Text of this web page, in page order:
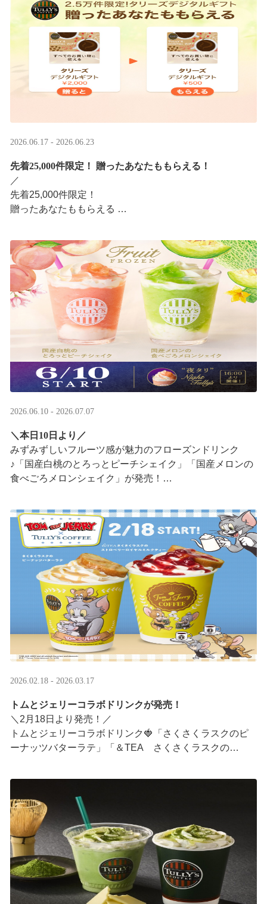
2026.06.17 - 2026.06.23
先着25,000件限定！​ 贈ったあなたももらえる！
／ ​
先着25,000件限定！​
贈ったあなたももらえる ​
LINEギフト限定！タリーズデジタルギフト2,000円分を贈
ると、自分も500円分のデジタルギフトがもらえるキャン
ペーンがスタ ···
2026.06.10 - 2026.07.07
＼本日10日より／
みずみずしいフルーツ感が魅力のフローズンドリンク
♪「国産白桃のとろっとピーチシェイク」「国産メロンの
食べごろメロンシェイク」が発売！
ホイップクリームが無料で2倍 ···
2026.02.18 - 2026.03.17
トムとジェリーコラボドリンクが発売！
＼2月18日より発売！／
トムとジェリーコラボドリンク🍓「さくさくラスクのピ
ーナッツバターラテ」「＆TEA さくさくラスクの